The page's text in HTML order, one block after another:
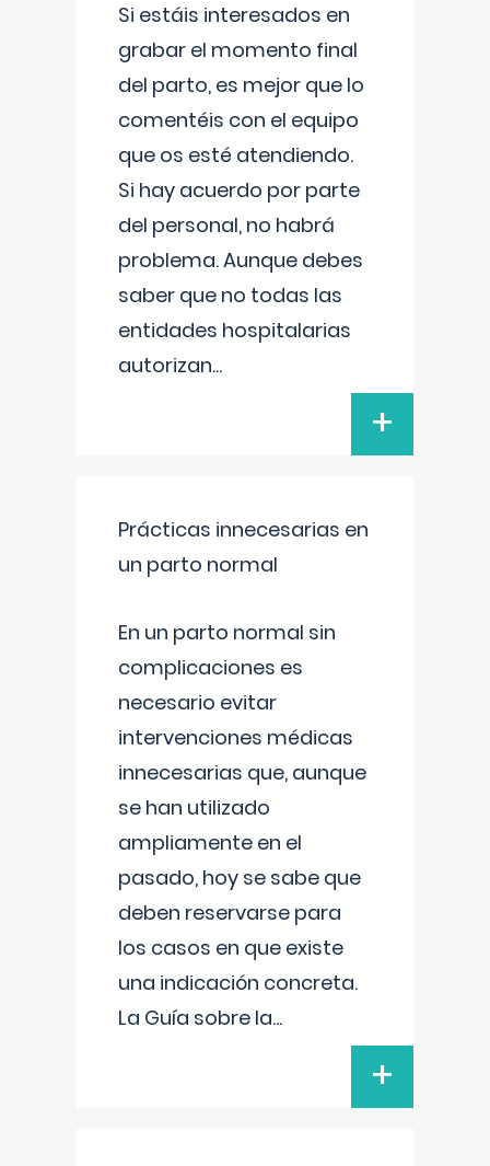
Si estáis interesados en
grabar el momento final
del parto, es mejor que lo
comentéis con el equipo
que os esté atendiendo.
Si hay acuerdo por parte
del personal, no habrá
problema. Aunque debes
saber que no todas las
entidades hospitalarias
autorizan...
+
Prácticas innecesarias en
un parto normal
En un parto normal sin
complicaciones es
necesario evitar
intervenciones médicas
innecesarias que, aunque
se han utilizado
ampliamente en el
pasado, hoy se sabe que
deben reservarse para
los casos en que existe
una indicación concreta.
La Guía sobre la...
+